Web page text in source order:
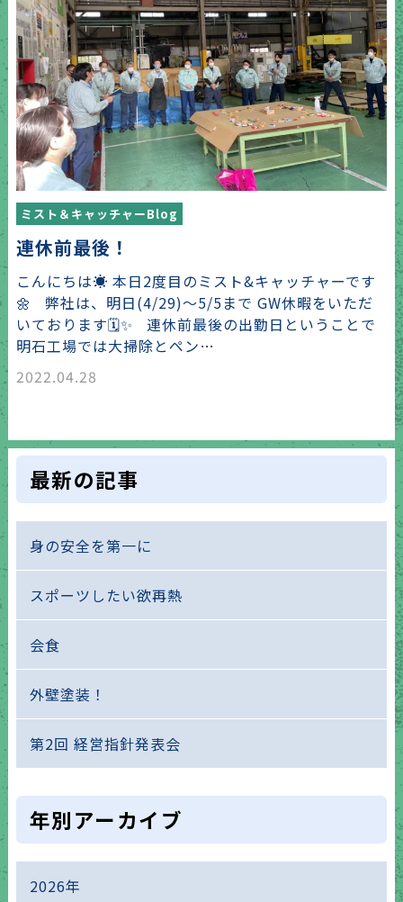
ミスト＆キャッチャーBlog
連休前最後！
こんにちは☀️ 本日2度目のミスト&キャッチャーです
🌼 弊社は、明日(4/29)〜5/5まで GW休暇をいただ
いております🗓✨ 連休前最後の出勤日ということで
明石工場では大掃除とペン…
2022.04.28
最新の記事
身の安全を第一に
スポーツしたい欲再熱
会食
外壁塗装！
第2回 経営指針発表会
年別アーカイブ
2026年